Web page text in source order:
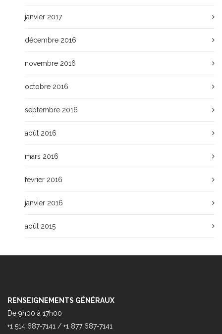
janvier 2017
décembre 2016
novembre 2016
octobre 2016
septembre 2016
août 2016
mars 2016
février 2016
janvier 2016
août 2015
RENSEIGNEMENTS GÉNÉRAUX
De 9h00 à 17h00
+1 514 687-7141 / +1 877 687-7141